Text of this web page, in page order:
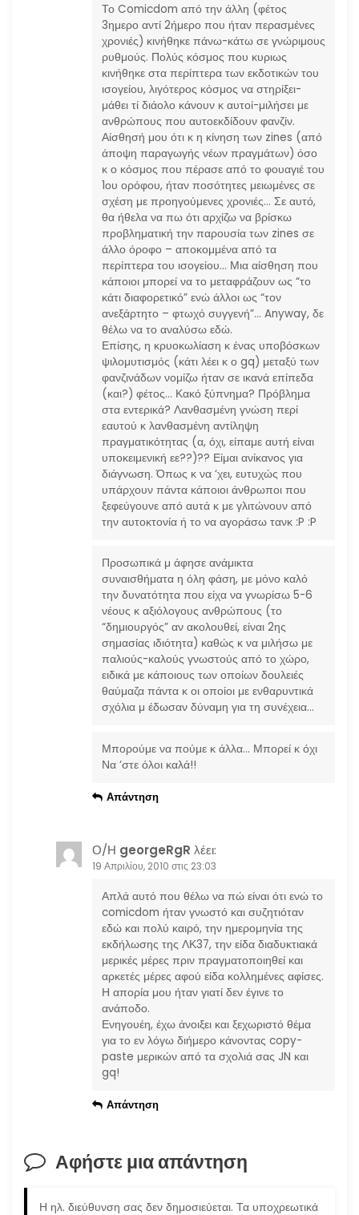
Το Comicdom από την άλλη (φέτος
3ημερο αντί 2ήμερο που ήταν περασμένες
χρονιές) κινήθηκε πάνω-κάτω σε γνώριμους
ρυθμούς. Πολύς κόσμος που κυριως
κινήθηκε στα περίπτερα των εκδοτικών του
ισογείου, λιγότερος κόσμος να στηρίξει-
μάθει τί διάολο κάνουν κ αυτοί-μιλήσει με
ανθρώπους που αυτοεκδίδουν φανζίν.
Αίσθησή μου ότι κ η κίνηση των zines (από
άποψη παραγωγής νέων πραγμάτων) όσο
κ ο κόσμος που πέρασε από το φουαγιέ του
1ου ορόφου, ήταν ποσότητες μειωμένες σε
σχέση με προηγούμενες χρονιές… Σε αυτό,
θα ήθελα να πω ότι αρχίζω να βρίσκω
προβληματική την παρουσία των zines σε
άλλο όροφο – αποκομμένα από τα
περίπτερα του ισογείου… Μια αίσθηση που
κάποιοι μπορεί να το μεταφράζουν ως “το
κάτι διαφορετικό” ενώ άλλοι ως “τον
ανεξάρτητο – φτωχό συγγενή”… Anyway, δε
θέλω να το αναλύσω εδώ.
Επίσης, η κρυοκωλίαση κ ένας υποβόσκων
ψιλομυτισμός (κάτι λέει κ ο gq) μεταξύ των
φανζινάδων νομίζω ήταν σε ικανά επίπεδα
(και?) φέτος… Κακό ξύπνημα? Πρόβλημα
στα εντερικά? Λανθασμένη γνώση περί
εαυτού κ λανθασμένη αντίληψη
πραγματικότητας (α, όχι, είπαμε αυτή είναι
υποκειμενική εε??)?? Είμαι ανίκανος για
διάγνωση. Όπως κ να ‘χει, ευτυχώς που
υπάρχουν πάντα κάποιοι άνθρωποι που
ξεφεύγουνε από αυτά κ με γλιτώνουν από
την αυτοκτονία ή το να αγοράσω τανκ :P :P
Προσωπικά μ άφησε ανάμικτα
συναισθήματα η όλη φάση, με μόνο καλό
την δυνατότητα που είχα να γνωρίσω 5-6
νέους κ αξιόλογους ανθρώπους (το
“δημιουργός” αν ακολουθεί, είναι 2ης
σημασίας ιδιότητα) καθώς κ να μιλήσω με
παλιούς-καλούς γνωστούς από το χώρο,
ειδικά με κάποιους των οποίων δουλειές
θαύμαζα πάντα κ οι οποίοι με ενθαρυντικά
σχόλια μ έδωσαν δύναμη για τη συνέχεια…
Μπορούμε να πούμε κ άλλα… Μπορεί κ όχι
Να ‘στε όλοι καλά!!
Απάντηση
Ο/Η georgeRgR λέει:
19 Απριλίου, 2010 στις 23:03
Απλά αυτό που θέλω να πώ είναι ότι ενώ το
comicdom ήταν γνωστό και συζητιόταν
εδώ και πολύ καιρό, την ημερομηνία της
εκδήλωσης της ΛΚ37, την είδα διαδυκτιακά
μερικές μέρες πριν πραγματοποιηθεί και
αρκετές μέρες αφού είδα κολλημένες αφίσες.
Η απορία μου ήταν γιατί δεν έγινε το
ανάποδο.
Ενηγουέη, έχω άνοιξει και ξεχωριστό θέμα
για το εν λόγω διήμερο κάνοντας copy-
paste μερικών από τα σχολιά σας JN και
gq!
Απάντηση
Αφήστε μια απάντηση
Η ηλ. διεύθυνση σας δεν δημοσιεύεται. Τα υποχρεωτικά